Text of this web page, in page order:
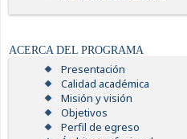
ACERCA DEL PROGRAMA
Presentación
Calidad académica
Misión y visión
Objetivos
Perfil de egreso